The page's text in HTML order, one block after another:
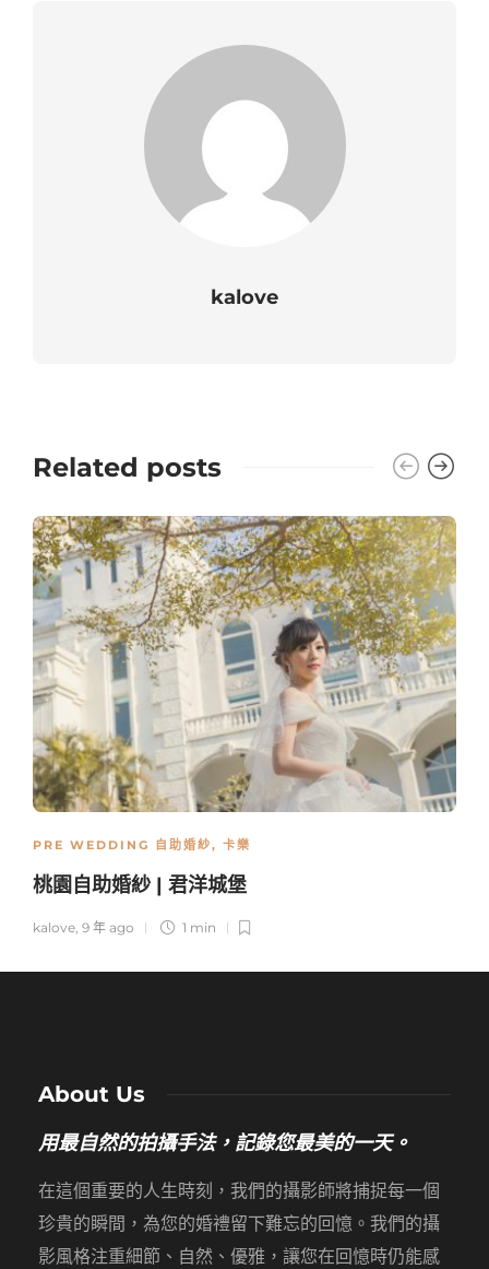
kalove
Related posts
PRE WEDDING 自助婚紗, 卡樂
桃園自助婚紗 | 君洋城堡
kalove, 9 年 ago 1 min
About Us
用最自然的拍攝手法，記錄您最美的一天。
在這個重要的人生時刻，我們的攝影師將捕捉每一個
珍貴的瞬間，為您的婚禮留下難忘的回憶。我們的攝
影風格注重細節、自然、優雅，讓您在回憶時仍能感